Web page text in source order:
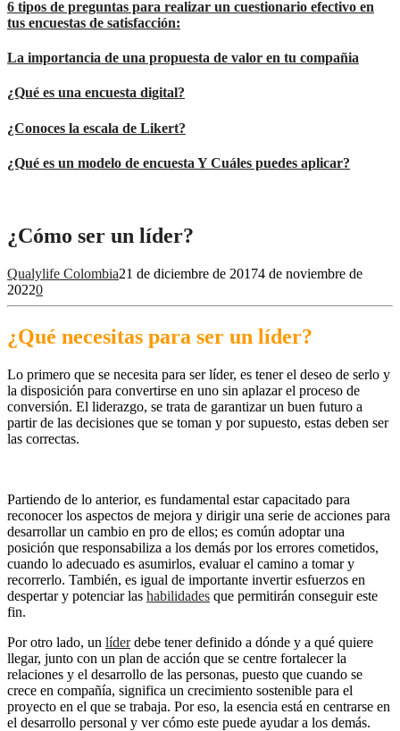
6 tipos de preguntas para realizar un cuestionario efectivo en
tus encuestas de satisfacción:
La importancia de una propuesta de valor en tu compañia
¿Qué es una encuesta digital?
¿Conoces la escala de Likert?
¿Qué es un modelo de encuesta Y Cuáles puedes aplicar?
¿Cómo ser un líder?
Qualylife Colombia21 de diciembre de 20174 de noviembre de
20220
¿Qué necesitas para ser un líder?
Lo primero que se necesita para ser líder, es tener el deseo de serlo y
la disposición para convertirse en uno sin aplazar el proceso de
conversión. El liderazgo, se trata de garantizar un buen futuro a
partir de las decisiones que se toman y por supuesto, estas deben ser
las correctas.
Partiendo de lo anterior, es fundamental estar capacitado para
reconocer los aspectos de mejora y dirigir una serie de acciones para
desarrollar un cambio en pro de ellos; es común adoptar una
posición que responsabiliza a los demás por los errores cometidos,
cuando lo adecuado es asumirlos, evaluar el camino a tomar y
recorrerlo. También, es igual de importante invertir esfuerzos en
despertar y potenciar las habilidades que permitirán conseguir este
fin.
Por otro lado, un líderdebe tener definido a dónde y a qué quiere
llegar, junto con un plan de acción que se centre fortalecer la
relaciones y el desarrollo de las personas, puesto que cuando se
crece en compañía, significa un crecimiento sostenible para el
proyecto en el que se trabaja. Por eso, la esencia está en centrarse en
el desarrollo personal y ver cómo este puede ayudar a los demás.